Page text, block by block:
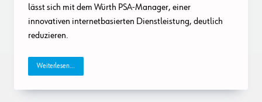
lässt sich mit dem Würth PSA-Manager, einer
innovativen internetbasierten Dienstleistung, deutlich
reduzieren.
Weiterlesen...